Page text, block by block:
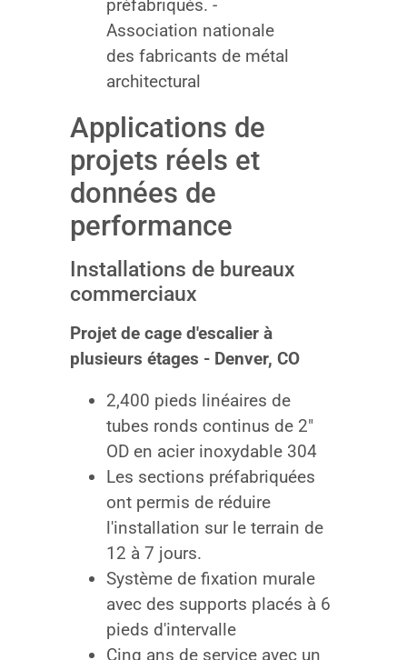
préfabriqués. -
Association nationale
des fabricants de métal
architectural
Applications de
projets réels et
données de
performance
Installations de bureaux
commerciaux
Projet de cage d'escalier à
plusieurs étages - Denver, CO
2,400 pieds linéaires de
tubes ronds continus de 2″
OD en acier inoxydable 304
Les sections préfabriquées
ont permis de réduire
l'installation sur le terrain de
12 à 7 jours.
Système de fixation murale
avec des supports placés à 6
pieds d'intervalle
Cinq ans de service avec un